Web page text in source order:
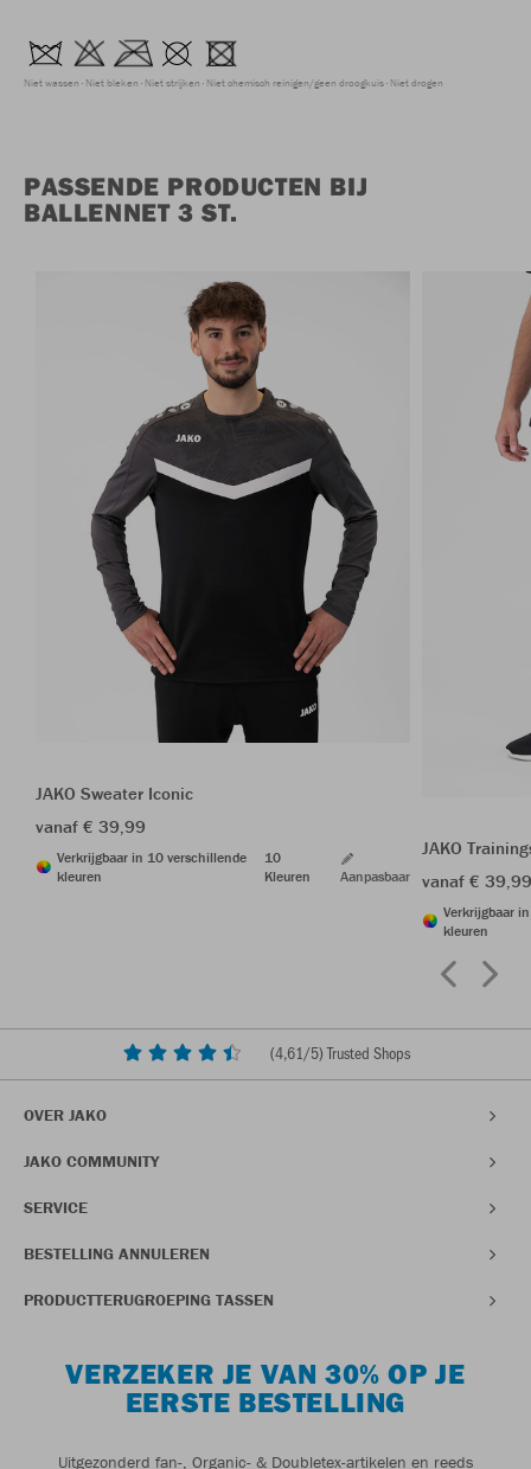
Niet wassen Niet bleken Niet strijken Niet chemisch reinigen/geen droogkuis Niet drogen
PASSENDE PRODUCTEN BIJ
BALLENNET 3 ST.
JAKO Sweater Iconic
vanaf € 39,99
Verkrijgbaar in 10 verschillende
kleuren
10
Kleuren
Aanpasbaar
JAKO
vanaf €
Verkrijgbaar
kleuren
(4,61/5) Trusted Shops
OVER JAKO
JAKO COMMUNITY
SERVICE
BESTELLING ANNULEREN
PRODUCTTERUGROEPING TASSEN
VERZEKER JE VAN 30% OP JE
EERSTE BESTELLING
Uitgezonderd fan-, Organic- & Doubletex-artikelen en reeds